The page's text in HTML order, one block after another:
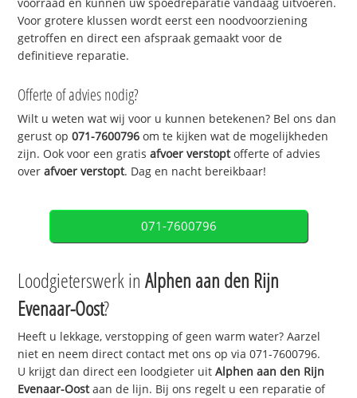
Voor grotere klussen wordt eerst een noodvoorziening
getroffen en direct een afspraak gemaakt voor de
definitieve reparatie.
Offerte of advies nodig?
Wilt u weten wat wij voor u kunnen betekenen? Bel ons dan
gerust op071-7600796 om te kijken wat de mogelijkheden
zijn. Ook voor een gratisafvoer verstoptofferte of advies
overafvoer verstopt. Dag en nacht bereikbaar!
071-7600796
Loodgieterswerk inAlphen aan den Rijn
Evenaar-Oost?
Heeft u lekkage, verstopping of geen warm water? Aarzel
niet en neem direct contact met ons op via 071-7600796.
U krijgt dan direct een loodgieter uitAlphen aan den Rijn
Evenaar-Oostaan de lijn. Bij ons regelt u een reparatie of